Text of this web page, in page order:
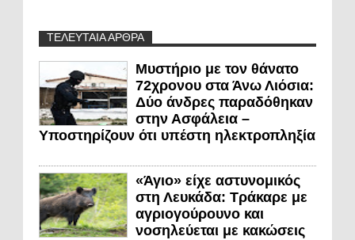
ΤΕΛΕΥΤΑΙΑ ΑΡΘΡΑ
Μυστήριο με τον θάνατο
72χρονου στα Άνω Λιόσια:
Δύο άνδρες παραδόθηκαν
στην Ασφάλεια –
Υποστηρίζουν ότι υπέστη ηλεκτροπληξία
«Άγιο» είχε αστυνομικός
στη Λευκάδα: Τράκαρε με
αγριογούρουνο και
νοσηλεύεται με κακώσεις